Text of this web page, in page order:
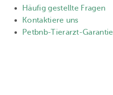
Häufig gestellte Fragen
Kontaktiere uns
Petbnb-Tierarzt-Garantie